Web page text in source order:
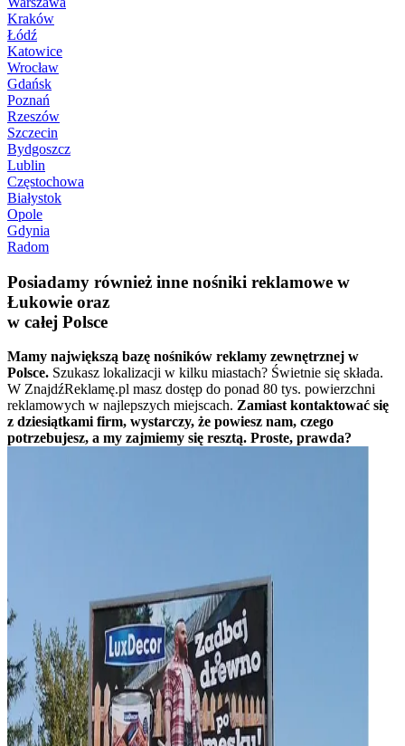
Kraków
Łódź
Katowice
Wrocław
Gdańsk
Poznań
Rzeszów
Szczecin
Bydgoszcz
Lublin
Częstochowa
Białystok
Opole
Gdynia
Radom
Posiadamy również inne nośniki reklamowe w
Łukowie oraz
w całej Polsce
Mamy największą bazę nośników reklamy zewnętrznej w
Polsce. Szukasz lokalizacji w kilku miastach? Świetnie się składa.
W ZnajdźReklamę.pl masz dostęp do ponad 80 tys. powierzchni
reklamowych w najlepszych miejscach. Zamiast kontaktować się
z dziesiątkami firm, wystarczy, że powiesz nam, czego
potrzebujesz, a my zajmiemy się resztą. Proste, prawda?